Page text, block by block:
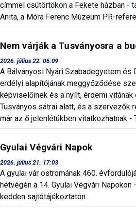
címmel csütörtökön a Fekete házban -
Anita, a Móra Ferenc Múzeum PR-
Nem várják a Tusványosra a
2026. július 22. 06:09
A Bálványosi Nyári Szabadegyetem és
erdélyi alapítójának meggyőződése
képviselőinek és a nyílt, érdemi vitának
Tusványos sátrai alatt, és a szervezők
már az ő jelenlétükben vitatkozhatnak -
Gyulai Végvári Napok
2026. július 21. 17:03
A gyulai vár ostromának 460.
hétvégén a 14. Gyulai Végvári
kedden sajtótájékoztatón.